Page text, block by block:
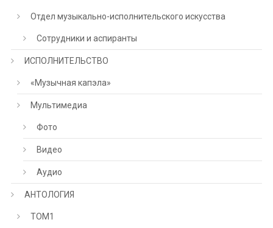
Отдел музыкально-исполнительского искусства
Сотрудники и аспиранты
ИСПОЛНИТЕЛЬСТВО
«Музычная капэла»
Мультимедиа
Фото
Видео
Аудио
АНТОЛОГИЯ
ТОМ1